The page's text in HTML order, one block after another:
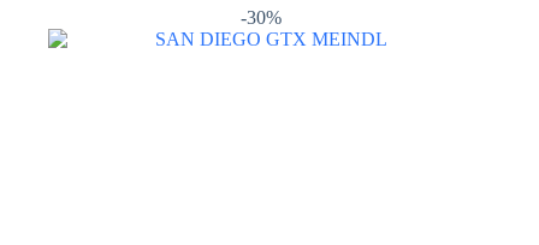
varianti.
Le
-30%